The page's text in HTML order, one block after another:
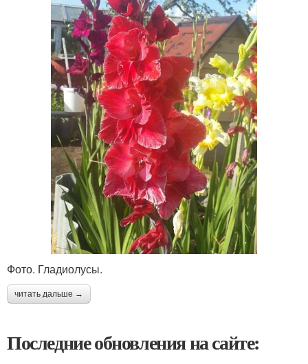
Фото. Гладиолусы.
читать дальше →
Последние обновления на сайте: